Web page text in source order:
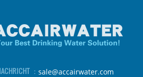
： sale@accairwater.com